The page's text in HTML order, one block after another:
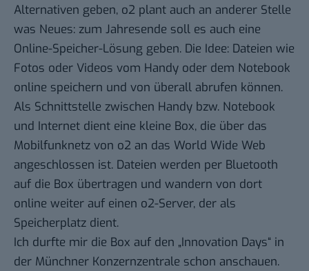
Alternativen geben, o2 plant auch an anderer Stelle
was Neues: zum Jahresende soll es auch eine
Online-Speicher-Lösung geben. Die Idee: Dateien wie
Fotos oder Videos vom Handy oder dem Notebook
online speichern und von überall abrufen können.
Als Schnittstelle zwischen Handy bzw. Notebook
und Internet dient eine kleine Box, die über das
Mobilfunknetz von o2 an das World Wide Web
angeschlossen ist. Dateien werden per Bluetooth
auf die Box übertragen und wandern von dort
online weiter auf einen o2-Server, der als
Speicherplatz dient.
Ich durfte mir die Box auf den „Innovation Days“ in
der Münchner Konzernzentrale schon anschauen.